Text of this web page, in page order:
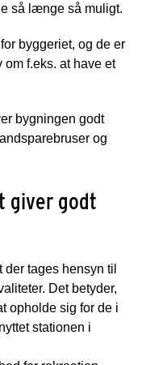
så længe så muligt.
byggeriet, og de er
f.eks. at have et
bygningen godt
og
giver godt
tages hensyn til
Det betyder,
opholde sig for de i
stationen i